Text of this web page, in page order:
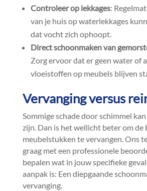
Controleer op lekkages:
van je huis op waterlekkages
dat vocht zich ophoopt.​
Direct schoonmaken van
Zorg ervoor dat er geen water of
vloeistoffen op meubels blijven
Vervanging versus
Sommige schade door schimmel
zijn.​ Dan is het wellicht beter om de
meubelstukken te vervangen.​ Ons
graag met een professionele
bepalen wat in jouw specifieke
aanpak is: Een diepgaande
vervanging.​